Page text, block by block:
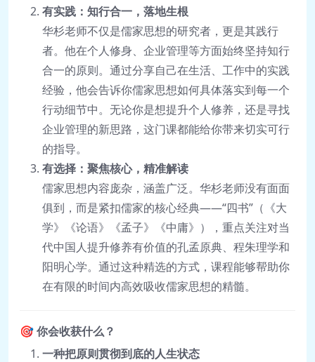
有实践：知行合一，落地生根
华杉老师不仅是儒家思想的研究者，更是其践行
者。他在个人修身、企业管理等方面始终坚持知行
合一的原则。通过分享自己在生活、工作中的实践
经验，他会告诉你儒家思想如何具体落实到每一个
行动细节中。无论你是想提升个人修养，还是寻找
企业管理的新思路，这门课都能给你带来切实可行
的指导。
有选择：聚焦核心，精准解读
儒家思想内容庞杂，涵盖广泛。华杉老师没有面面
俱到，而是紧扣儒家的核心经典——“四书”（《大
学》《论语》《孟子》《中庸》），重点关注对当
代中国人提升修养有价值的孔孟原典、程朱理学和
阳明心学。通过这种精选的方式，课程能够帮助你
在有限的时间内高效吸收儒家思想的精髓。
🎯你会收获什么？
一种把原则贯彻到底的人生状态